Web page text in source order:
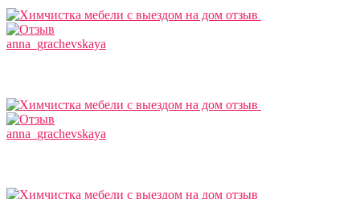
anna_grachevskaya
anna_grachevskaya